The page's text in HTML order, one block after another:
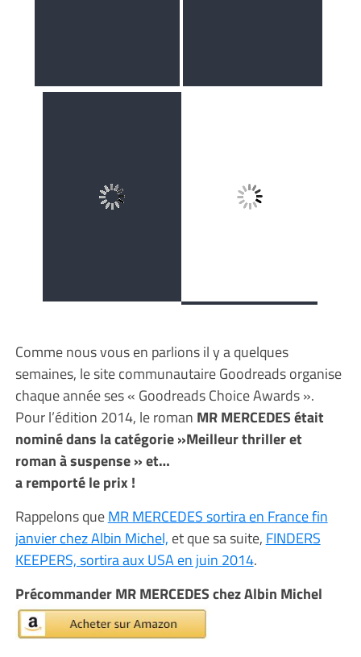
Comme nous vous en parlions il y a quelques
semaines, le site communautaire Goodreads organise
chaque année ses « Goodreads Choice Awards ».
Pour l’édition 2014, le roman MR MERCEDES était
nominé dans la catégorie »Meilleur thriller et
roman à suspense » et…
a remporté le prix !
Rappelons queMR MERCEDES sortira en France fin
janvier chez Albin Michel, et que sa suite, FINDERS
KEEPERS, sortira aux USA en juin 2014.
Précommander MR MERCEDES chez Albin Michel